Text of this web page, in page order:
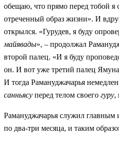
обещаю, что прямо перед тобой я
отреченный образ жизни». И
открылся. «Гурудев, я буду
майявады», – продолжал
второй палец. «И я буду
он. И вот уже третий палец
И тогда Рамануджачарья
санньясу перед телом своего гуру,
Рамануджачарья служил главным
по два-три месяца, и таким